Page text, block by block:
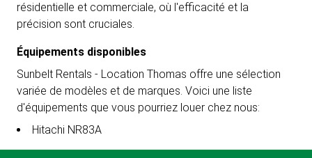
résidentielle et commerciale, où l'efficacité et la
précision sont cruciales.
Équipements disponibles
Sunbelt Rentals - Location Thomas offre une sélection
variée de modèles et de marques. Voici une liste
d'équipements que vous pourriez louer chez nous:
Hitachi NR83A